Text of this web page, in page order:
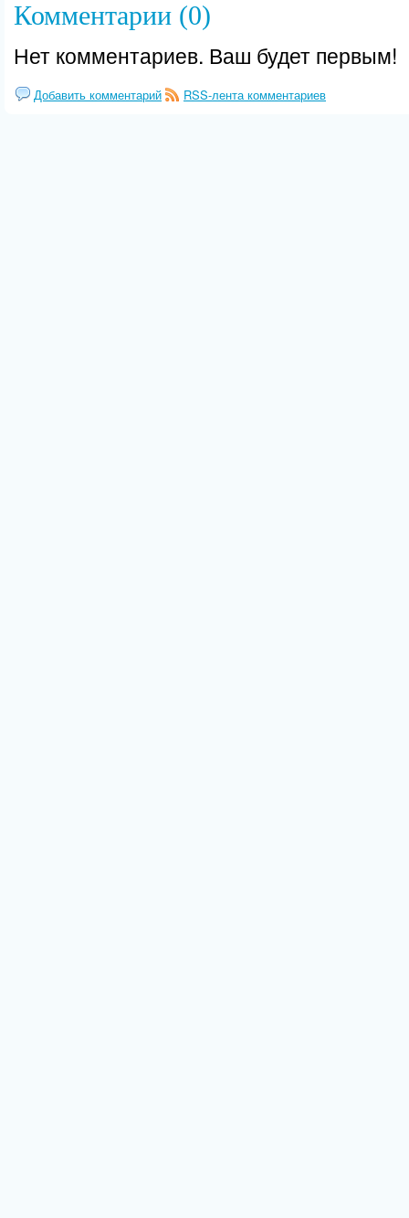
Комментарии (0)
Нет комментариев. Ваш будет первым!
Добавить комментарий RSS-лента комментариев